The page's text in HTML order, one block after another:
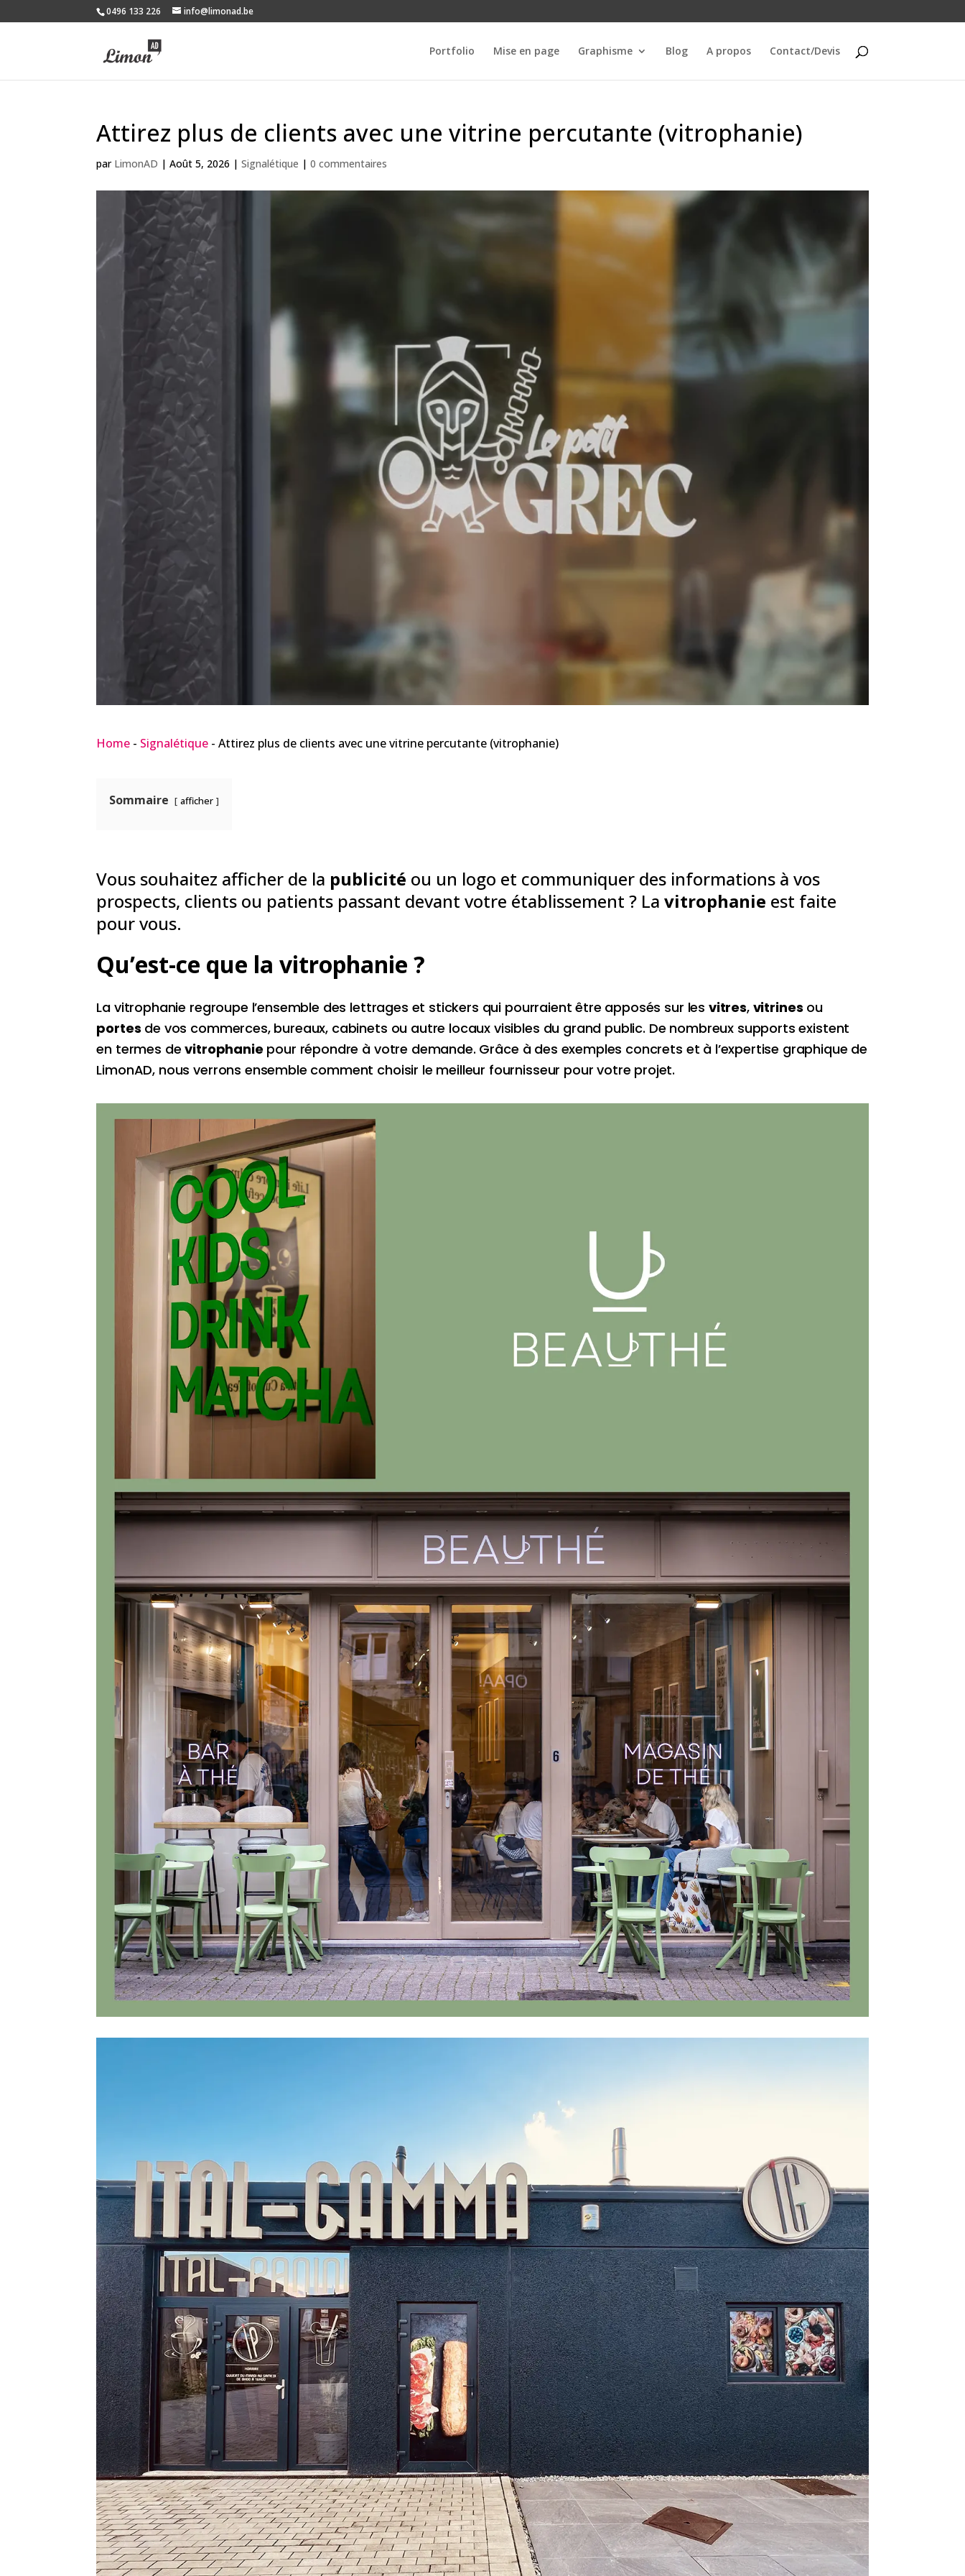
0496 133 226 info@limonad.be
Portfolio Mise en page Graphisme Blog A propos Contact/Devis
Attirez plus de clients avec une vitrine percutante (vitrophanie)
par LimonAD |Août 5, 2026 |Signalétique |0 commentaires
Home - Signalétique -Attirez plus de clients avec une vitrine percutante (vitrophanie)
Sommaire afficher
Vous souhaitez afficher de la publicité ou un logo et communiquer des informations à vos
prospects, clients ou patients passant devant votre établissement ? Lavitrophanie est faite
pour vous.
Qu’est-ce que la vitrophanie ?
La vitrophanie regroupe l’ensemble des lettrages et stickers qui pourraient être apposés sur les vitres, vitrines ou
portes de vos commerces, bureaux, cabinets ou autre locaux visibles du grand public. De nombreux supports existent
en termes devitrophanie pour répondre à votre demande. Grâce à des exemples concrets et à l’expertise graphique de
LimonAD, nous verrons ensemble comment choisir le meilleur fournisseur pour votre projet.